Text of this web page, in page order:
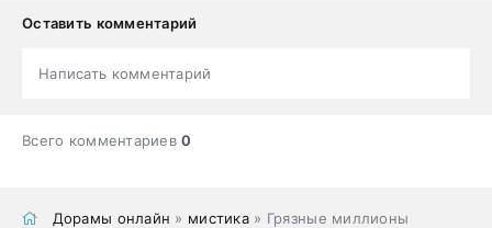
Оставить комментарий
Написать комментарий
Всего комментариев0
Дорамы онлайн » мистика » Грязные миллионы